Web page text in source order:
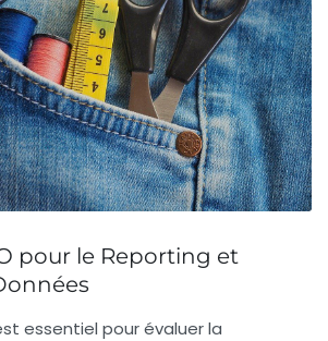
pour le Reporting et
essentiel pour évaluer la